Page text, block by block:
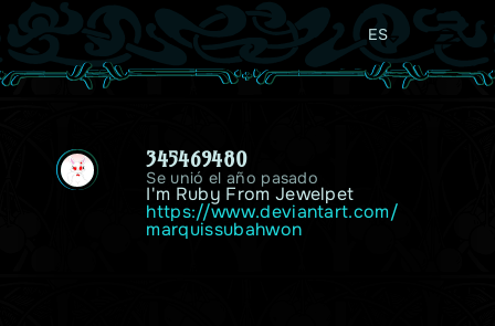
ES
345469480
Se unió el año pasado
I'm Ruby From Jewelpet
https://www.deviantart.com/
marquissubahwon